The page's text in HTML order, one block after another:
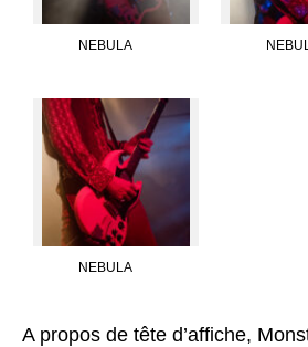
NEBULA
NEBULA
A propos de tête d’affiche,